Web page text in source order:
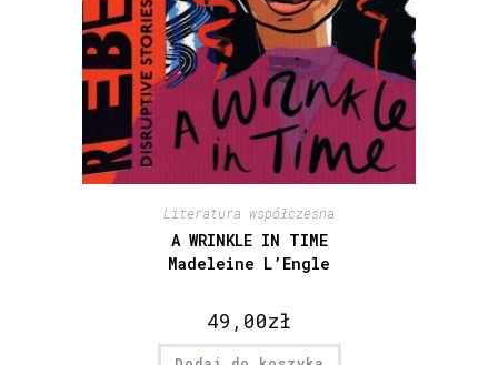
Literatura współczesna
A WRINKLE IN TIME
Madeleine L’Engle
49,00zł